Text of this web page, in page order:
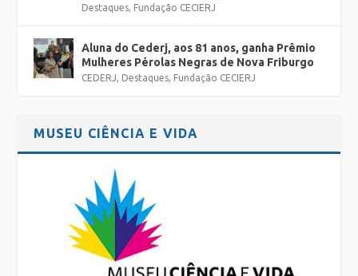
Destaques, Fundação CECIERJ
Aluna do Cederj, aos 81 anos, ganha Prêmio
Mulheres Pérolas Negras de Nova Friburgo
CEDERJ, Destaques, Fundação CECIERJ
MUSEU CIÊNCIA E VIDA